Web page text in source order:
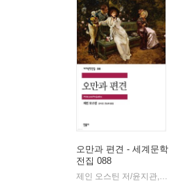
오만과 편견 - 세계문학
전집 088
제인 오스틴 저/윤지관,전승희 공역